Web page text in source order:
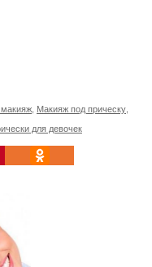
Макияж под прическу
для девочек